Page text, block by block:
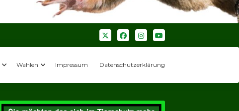
Wahlen Impressum Datenschutzerklärung